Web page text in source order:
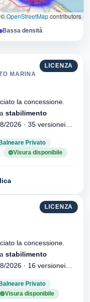
©OpenStreetMapcontributors
Bassa densità
LICENZA
MARINA
la concessione.
stabilimento
Privato
Visura disponibile
LICENZA
la concessione.
stabilimento
Privato
Visura disponibile